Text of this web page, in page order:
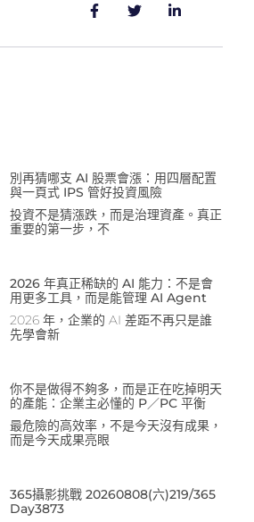
別再猜哪支 AI 股票會漲：用四層配置
與一頁式 IPS 管好投資風險
投資不是猜漲跌，而是治理資產。真正
重要的第一步，不
2026 年真正稀缺的 AI 能力：不是會
用更多工具，而是能管理 AI Agent
2026 年，企業的 AI 差距不再只是誰
先學會新
你不是做得不夠多，而是正在吃掉明天
的產能：企業主必懂的 P／PC 平衡
最危險的高效率，不是今天沒有成果，
而是今天成果亮眼
365攝影挑戰 20260808(六)219/365
Day3873